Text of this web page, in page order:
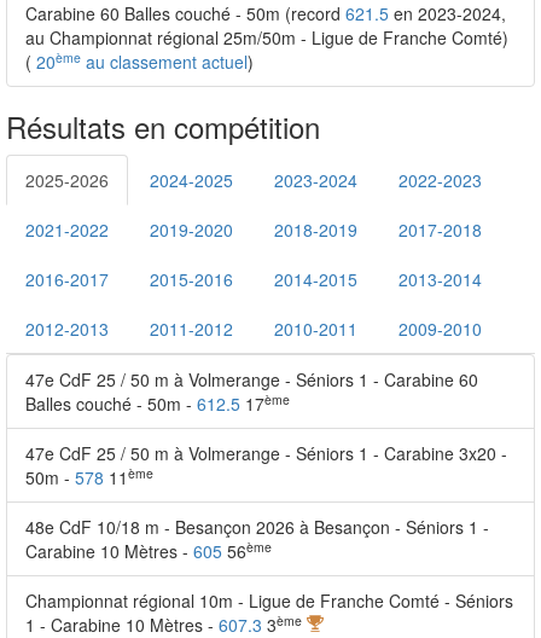
Carabine 60 Balles couché - 50m (record 621.5 en 2023-2024,
au Championnat régional 25m/50m - Ligue de Franche Comté)
( 20ème au classement actuel)
Résultats en compétition
2025-2026 2024-2025 2023-2024 2022-2023
2021-2022 2019-2020 2018-2019 2017-2018
2016-2017 2015-2016 2014-2015 2013-2014
2012-2013 2011-2012 2010-2011 2009-2010
47e CdF 25 / 50 m à Volmerange - Séniors 1 - Carabine 60
Balles couché - 50m - 612.5 17ème
47e CdF 25 / 50 m à Volmerange - Séniors 1 - Carabine 3x20 -
50m - 578 11 ème
48e CdF 10/18 m - Besançon 2026 à Besançon - Séniors 1 -
Carabine 10 Mètres - 605 56ème
Championnat régional 10m - Ligue de Franche Comté - Séniors
1 - Carabine 10 Mètres - 607.3 3ème